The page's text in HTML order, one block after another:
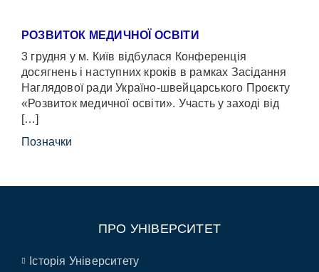
РОЗВИТОК МЕДИЧНОЇ ОСВІТИ
3 грудня у м. Київ відбулася Конференція
досягнень і наступних кроків в рамках Засідання
Наглядової ради Україно-швейцарського Проєкту
«Розвиток медичної освіти». Участь у заході від
[…]
Позначки
ПРО УНІВЕРСИТЕТ
Історія Університету